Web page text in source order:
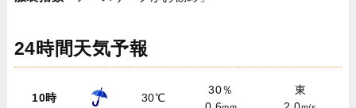
24時間天気予報
10時 30℃
30％
東